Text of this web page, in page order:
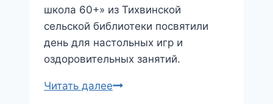
школа 60+» из Тихвинской
сельской библиотеки посвятили
день для настольных игр и
оздоровительных занятий.
Читать далееДень